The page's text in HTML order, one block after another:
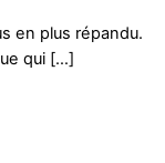
en plus répandu.
qui […]